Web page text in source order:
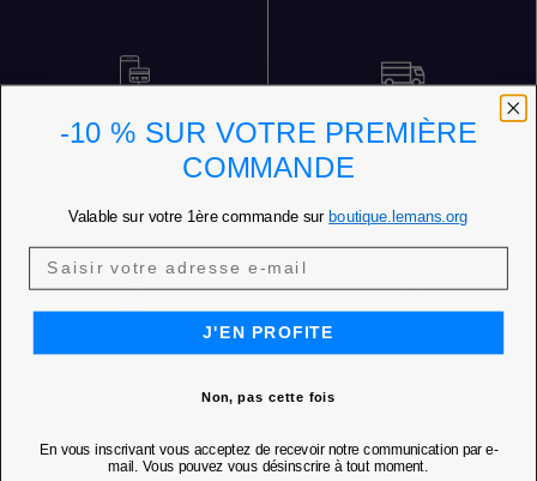
SERVICE CLIENT 5 JOURS SUR 7
-10 % SUR VOTRE PREMIÈRE
COMMANDE
Valable sur votre 1ère commande sur boutique.lemans.org
J'EN PROFITE
Non, pas cette fois
En vous inscrivant vous acceptez de recevoir notre communication par e-
mail. Vous pouvez vous désinscrire à tout moment.